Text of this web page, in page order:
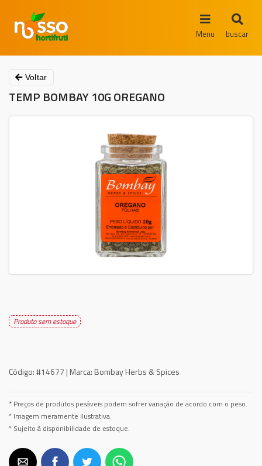
Menu buscar
Voltar
TEMP BOMBAY 10G OREGANO
Produto sem estoque
Código:#14677 | Marca: Bombay Herbs & Spices
* Preços de produtos pesáveis podem sofrer variação de acordo com o peso.
* Imagem meramente ilustrativa.
* Sujeito à disponibilidade de estoque.